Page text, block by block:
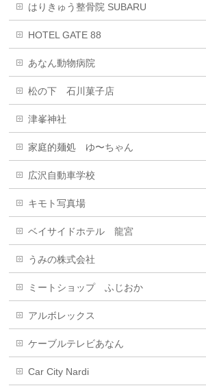
はりきゅう整骨院 SUBARU
HOTEL GATE 88
あなん動物病院
松の下 石川菓子店
津峯神社
家庭的麺処 ゆ〜ちゃん
広沢自動車学校
キモト写真場
ベイサイドホテル 龍宮
うみの株式会社
ミートショップ ふじおか
アルボレックス
ケーブルテレビあなん
Car City Nardi